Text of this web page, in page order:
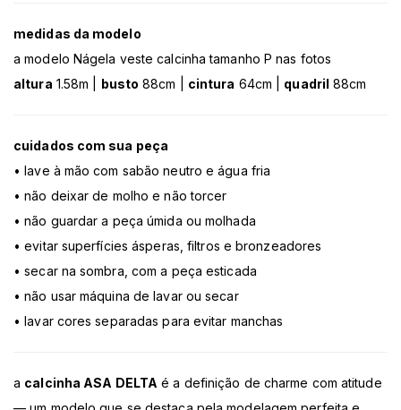
medidas da modelo
a modelo Nágela veste calcinha tamanho P nas fotos
altura 1.58m | busto 88cm | cintura 64cm | quadril 88cm
cuidados com sua peça
• lave à mão com sabão neutro e água fria
• não deixar de molho e não torcer
• não guardar a peça úmida ou molhada
• evitar superfícies ásperas, filtros e bronzeadores
• secar na sombra, com a peça esticada
• não usar máquina de lavar ou secar
• lavar cores separadas para evitar manchas
a calcinha ASA DELTA é a definição de charme com atitude